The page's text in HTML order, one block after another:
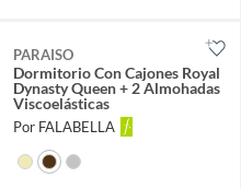
PARAISO
Dormitorio Con Cajones Royal
Dynasty Queen + 2 Almohadas
Viscoelásticas
Por FALABELLA